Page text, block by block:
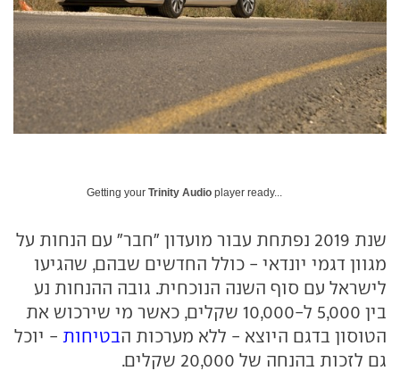
Getting your Trinity Audio player ready...
שנת 2019 נפתחת עבור מועדון "חבר" עם הנחות על
מגוון דגמי יונדאי - כולל החדשים שבהם, שהגיעו
לישראל עם סוף השנה הנוכחית. גובה ההנחות נע
בין 5,000 ל-10,000 שקלים, כאשר מי שירכוש את
הטוסון בדגם היוצא - ללא מערכות הבטיחות - יוכל
גם לזכות בהנחה של 20,000 שקלים.